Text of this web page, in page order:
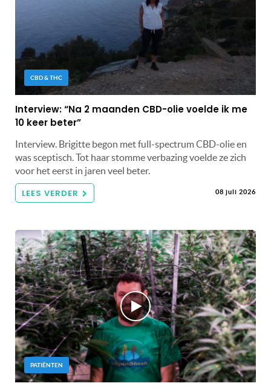
CBD & THC
Interview: “Na 2 maanden CBD-olie voelde ik me
10 keer beter”
Interview. Brigitte begon met full-spectrum CBD-olie en
was sceptisch. Tot haar stomme verbazing voelde ze zich
voor het eerst in jaren veel beter.
LEES VERDER 08 juli 2026
PATIËNTEN